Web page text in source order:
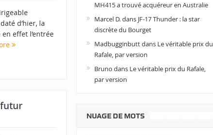
d’hier, la
en effet l’entrée
MH415 a trouvé acquéreur en Australie
Marcel D.dans JF-17 Thunder : la star
discrète du Bourget
Madbugginbuttdans Le véritable prix du
Rafale, par version
Bruno dans Le véritable prix du Rafale,
par version
NUAGE DE MOTS